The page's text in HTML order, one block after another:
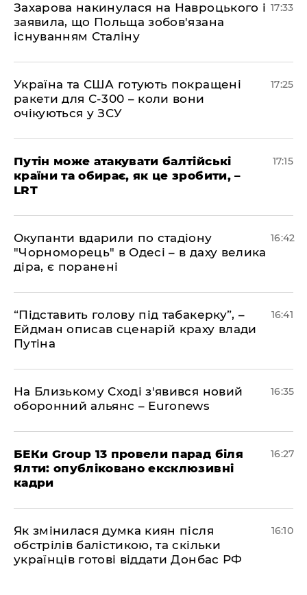
​Захарова накинулася на Навроцького і
заявила, що Польща зобов'язана
існуванням Сталіну
17:33
​Україна та США готують покращені
ракети для С-300 – коли вони
очікуються у ЗСУ
17:25
​Путін може атакувати балтійські
країни та обирає, як це зробити, –
LRT
17:15
​Окупанти вдарили по стадіону
"Чорноморець" в Одесі – в даху велика
діра, є поранені
16:42
​“Підставить голову під табакерку”, –
Ейдман описав сценарій краху влади
Путіна
16:41
На Близькому Сході з'явився новий
оборонний альянс – Euronews
16:35
БЕКи Group 13 провели парад біля
Ялти: опубліковано ексклюзивні
кадри
16:27
Як змінилася думка киян після
обстрілів балістикою, та скільки
українців готові віддати Донбас РФ
16:10